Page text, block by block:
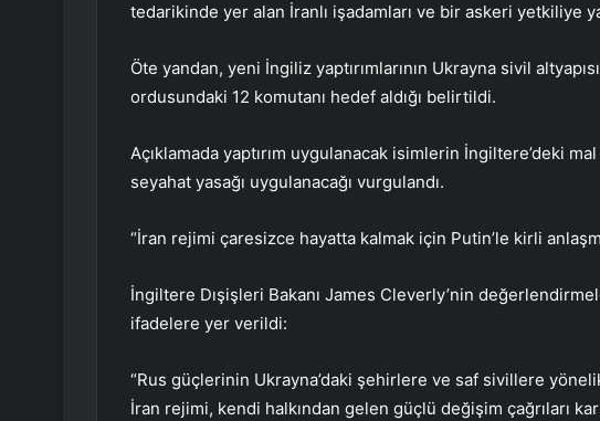
tedarikinde yer alan İranlı işadamları ve bir askeri yetkiliye
Öte yandan, yeni İngiliz yaptırımlarının Ukrayna sivil
ordusundaki 12 komutanı hedef aldığı belirtildi.
Açıklamada yaptırım uygulanacak isimlerin İngiltere’deki
seyahat yasağı uygulanacağı vurgulandı.
“İran rejimi çaresizce hayatta kalmak için Putin’le kirli
İngiltere Dışişleri Bakanı James Cleverly’nin
ifadelere yer verildi:
“Rus güçlerinin Ukrayna’daki şehirlere ve saf sivillere yönelik
İran rejimi, kendi halkından gelen güçlü değişim çağrıları